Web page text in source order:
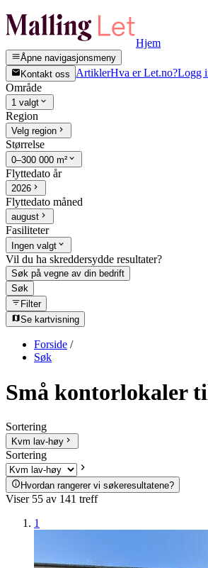
Hjem
Åpne navigasjonsmeny
Kontakt oss
ArtiklerHva er Let.no?Logg
Område
1 valgt
Region
Velg region
Størrelse
0–300 000 m²
Flyttedato år
2026
Flyttedato måned
august
Fasiliteter
Ingen valgt
Vil du ha skreddersydde resultater?
Søk på vegne av din bedrift
Søk
Filter
Se kartvisning
Forside /
Søk
Små kontorlokaler
Sortering
Kvm lav-høy
Sortering
Hvordan rangerer vi søkeresultatene?
Viser 55 av 141 treff
1